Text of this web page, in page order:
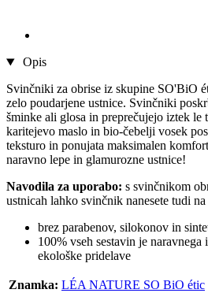
Opis
Svinčniki za obrise iz skupine SO'BiO
zelo poudarjene ustnice. Svinčniki
šminke ali glosa in preprečujejo iztek le
karitejevo maslo in bio-čebelji vosek
teksturo in ponujata maksimalen
naravno lepe in glamurozne ustnice!
Navodila za uporabo: s svinčnikom
ustnicah lahko svinčnik nanesete tudi
brez parabenov, silokonov in
100% vseh sestavin je
ekološke pridelave
Znamka: LÉA NATURE SO BiO étic